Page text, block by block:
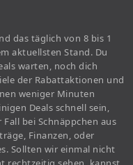
das täglich von 8 bis 1
aktuellsten Stand. Du
warten, noch dich
der Rabattaktionen und
weniger Minuten
Deals schnell sein,
bei Schnäppchen aus
Finanzen, oder
Sollten wir einmal nicht